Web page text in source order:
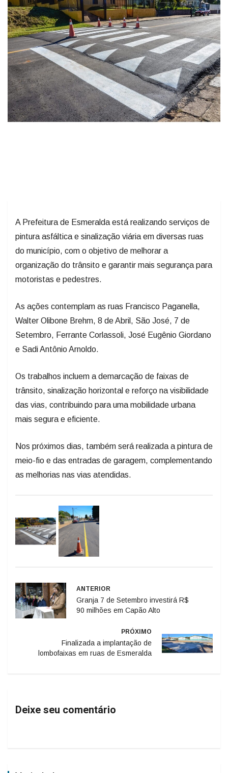
A Prefeitura de Esmeralda está realizando serviços de
pintura asfáltica e sinalização viária em diversas ruas
do município, com o objetivo de melhorar a
organização do trânsito e garantir mais segurança para
motoristas e pedestres.
As ações contemplam as ruas Francisco Paganella,
Walter Olibone Brehm, 8 de Abril, São José, 7 de
Setembro, Ferrante Corlassoli, José Eugênio Giordano
e Sadi Antônio Arnoldo.
Os trabalhos incluem a demarcação de faixas de
trânsito, sinalização horizontal e reforço na visibilidade
das vias, contribuindo para uma mobilidade urbana
mais segura e eficiente.
Nos próximos dias, também será realizada a pintura de
meio-fio e das entradas de garagem, complementando
as melhorias nas vias atendidas.
ANTERIOR
Granja 7 de Setembro investirá R$
90 milhões em Capão Alto
PRÓXIMO
Finalizada a implantação de
lombofaixas em ruas de Esmeralda
Deixe seu comentário